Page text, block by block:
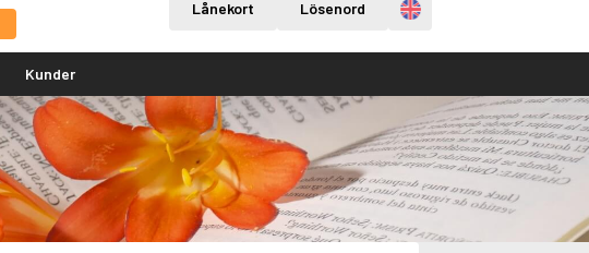
Lånekort Lösenord Engelska
Kunder